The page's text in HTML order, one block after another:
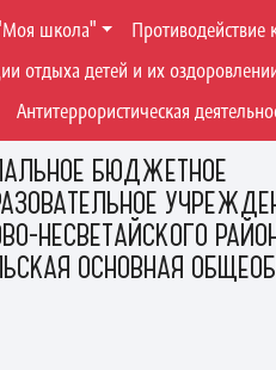
БЮДЖЕТНОЕ
НЕСВЕТАЙСКОГО
ОСНОВНАЯ
школа" Противодействие
отдыха детей и их
Антитеррористическая